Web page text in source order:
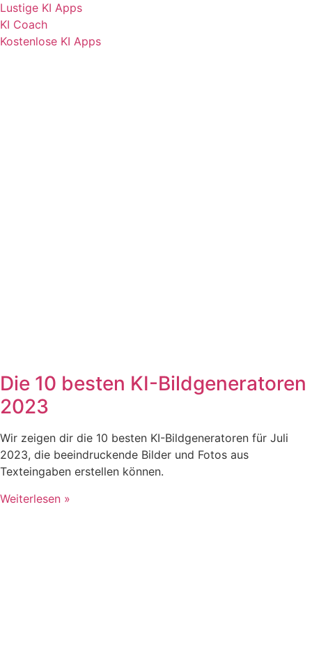
Lustige KI Apps
KI Coach
Kostenlose KI Apps
Die 10 besten KI-Bildgeneratoren
2023
Wir zeigen dir die 10 besten KI-Bildgeneratoren für Juli
2023, die beeindruckende Bilder und Fotos aus
Texteingaben erstellen können.
Weiterlesen »